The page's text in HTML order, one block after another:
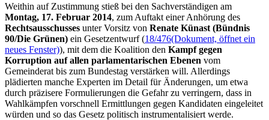
Weithin auf Zustimmung stieß bei den Sachverständigen am
Montag, 17. Februar 2014, zum Auftakt einer Anhörung des
Rechtsausschusses unter Vorsitz von Renate Künast (Bündnis
90/Die Grünen) ein Gesetzentwurf (18/476(Dokument, öffnet ein
neues Fenster)), mit dem die Koalition den Kampf gegen
Korruption auf allen parlamentarischen Ebenen vom
Gemeinderat bis zum Bundestag verstärken will. Allerdings
plädierten manche Experten im Detail für Änderungen, um etwa
durch präzisere Formulierungen die Gefahr zu verringern, dass in
Wahlkämpfen vorschnell Ermittlungen gegen Kandidaten eingeleitet
würden und so das Gesetz politisch instrumentalisiert werde.